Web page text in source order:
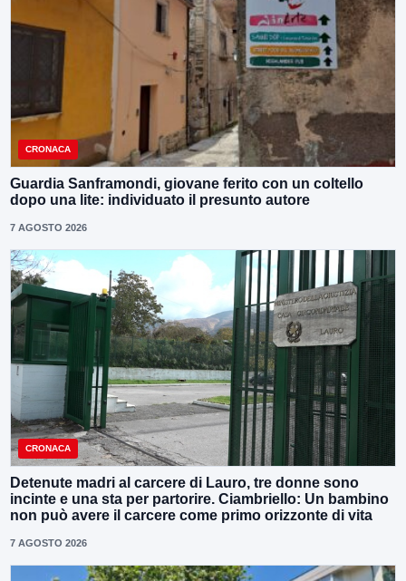
CRONACA
Guardia Sanframondi, giovane ferito con un coltello
dopo una lite: individuato il presunto autore
7 AGOSTO 2026
CRONACA
Detenute madri al carcere di Lauro, tre donne sono
incinte e una sta per partorire. Ciambriello: Un bambino
non può avere il carcere come primo orizzonte di vita
7 AGOSTO 2026